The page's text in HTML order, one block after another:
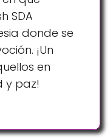
SDA
donde se
¡Un
en
y paz!